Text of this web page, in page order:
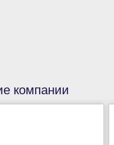
компании